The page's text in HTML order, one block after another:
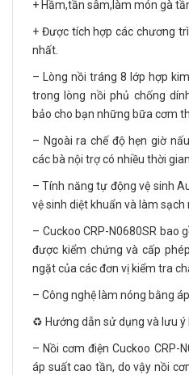
+ Hầm,tần sâm,làm món gà
+ Được tích hợp các chương
nhất.
– Lòng nồi tráng 8 lớp hợp
trong lòng nồi phủ chống
bảo cho bạn những bữa cơm
– Ngoài ra chế độ hẹn giờ
các bà nội trợ có nhiều thời
– Tính năng tự động vệ sinh
vệ sinh diệt khuẩn và làm sạch
– Cuckoo CRP-N0680SR bao
được kiểm chứng và cấp
ngặt của các đơn vị kiểm tra
– Công nghệ làm nóng bằng
♻️ Hướng dẫn sử dụng và lưu ý
– Nồi cơm điện Cuckoo CRP-
áp suất cao tần, do vậy nồi